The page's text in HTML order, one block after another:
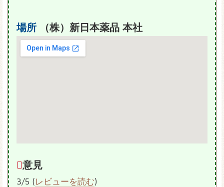
場所 （株）新日本薬品 本社
意見
3/5 (レビューを読む)